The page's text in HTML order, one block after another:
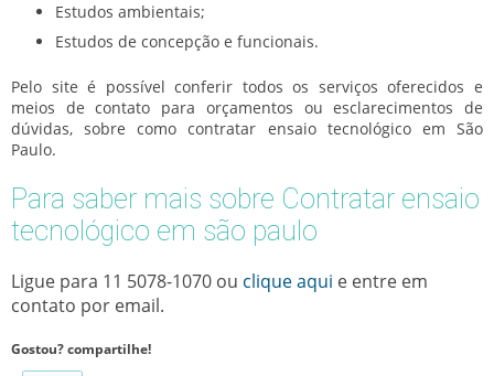
Estudos ambientais;
Estudos de concepção e funcionais.
Pelo site é possível conferir todos os serviços oferecidos e
meios de contato para orçamentos ou esclarecimentos de
dúvidas, sobre comocontratar ensaio tecnológico em São
Paulo.
Para saber mais sobre Contratar ensaio
tecnológico em são paulo
Ligue para 11 5078-1070 ou clique aqui e entre em
contato por email.
Gostou? compartilhe!